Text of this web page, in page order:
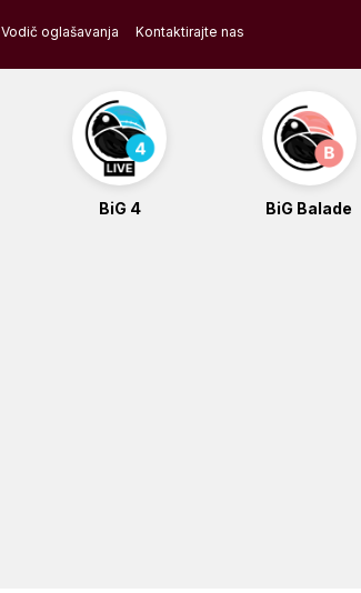
Vodič oglašavanja Kontaktirajte nas
BiG 4 BiG Balade